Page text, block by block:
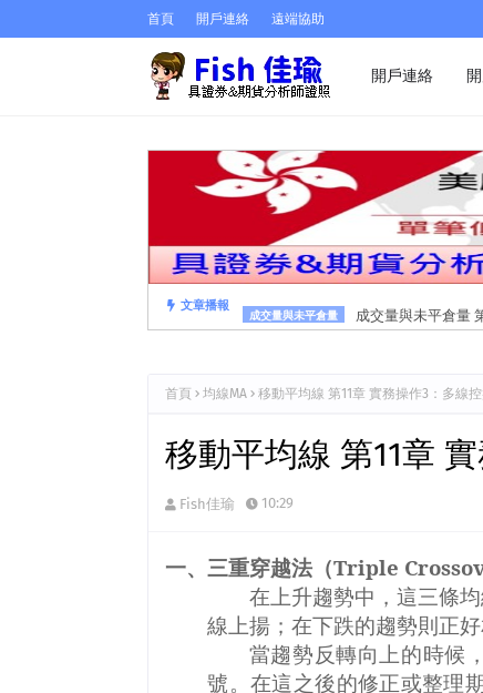
首頁 開戶連絡 遠端協助
開戶連絡
文章播報 成交量與未平倉量 成交量與未平倉量
首頁 均線MA 移動平均線 第11章 實務操作3：多線
移動平均線 第11章
Fish佳瑜 10:29
一、三重穿越法（Triple
在上升趨勢中，這三條
線上揚；在下跌的趨勢則正好
當趨勢反轉向上的時候，
號。在這之後的修正或整理